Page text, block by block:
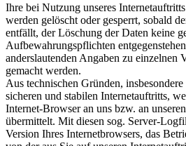
Ihre bei Nutzung unseres
werden gelöscht oder gesperrt, sobald
entfällt, der Löschung der Daten keine
Aufbewahrungspflichten
anderslautenden Angaben zu einzelnen
gemacht werden.
Aus technischen Gründen,
sicheren und stabilen Internetauftritts,
Internet-Browser an uns bzw. an
übermittelt. Mit diesen sog. Server-
Version Ihres Internetbrowsers, das